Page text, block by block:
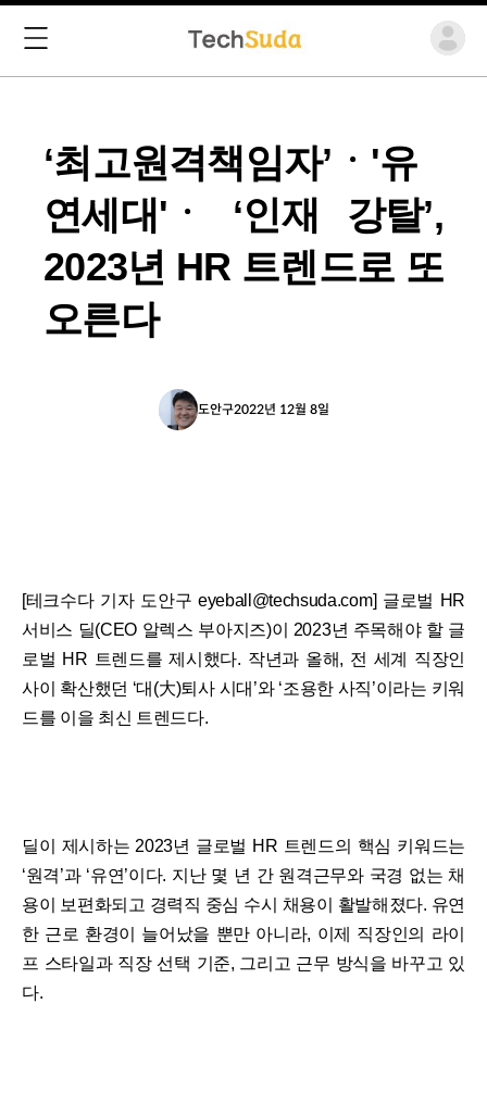
‘최고원격책임자’ㆍ'유
연세대'ㆍ ‘인재 강탈’,
2023년 HR 트렌드로 또
오른다
도안구2022년 12월 8일
[테크수다 기자 도안구 eyeball@techsuda.com] 글로벌 HR
서비스 딜(CEO 알렉스 부아지즈)이 2023년 주목해야 할 글
로벌 HR 트렌드를 제시했다. 작년과 올해, 전 세계 직장인
사이 확산했던 ‘대(大)퇴사 시대’와 ‘조용한 사직’이라는 키워
드를 이을 최신 트렌드다.
딜이 제시하는 2023년 글로벌 HR 트렌드의 핵심 키워드는
‘원격’과 ‘유연’이다. 지난 몇 년 간 원격근무와 국경 없는 채
용이 보편화되고 경력직 중심 수시 채용이 활발해졌다. 유연
한 근로 환경이 늘어났을 뿐만 아니라, 이제 직장인의 라이
프 스타일과 직장 선택 기준, 그리고 근무 방식을 바꾸고 있
다.